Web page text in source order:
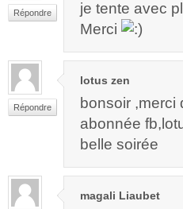
Répondre
je tente avec
Merci
Répondre
lotus zen
bonsoir ,merci
abonnée
belle soirée
magali Liaubet